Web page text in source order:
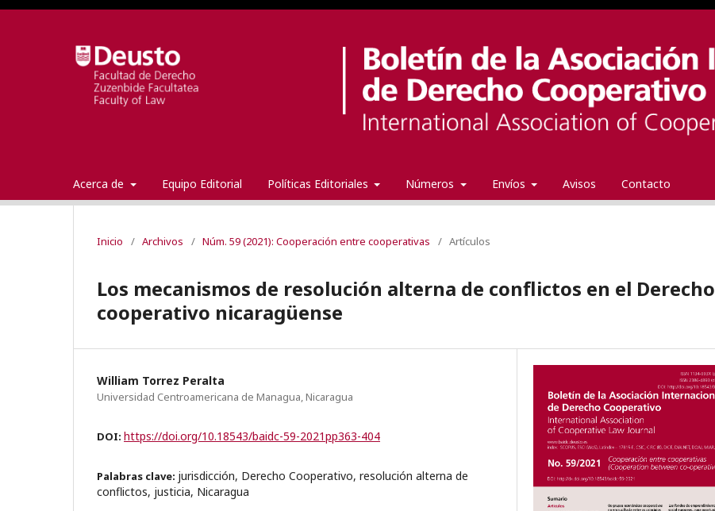
Acerca de Equipo Editorial Políticas Editoriales Números Envíos Avisos Contacto
Inicio / Archivos / Núm. 59 (2021): Cooperación entre cooperativas / Artículos
Los mecanismos de resolución alterna de conflictos en el Derecho
cooperativo nicaragüense
William Torrez Peralta
Universidad Centroamericana de Managua, Nicaragua
DOI: https://doi.org/10.18543/baidc-59-2021pp363-404
Palabras clave: jurisdicción, Derecho Cooperativo, resolución alterna de
conflictos, justicia, Nicaragua